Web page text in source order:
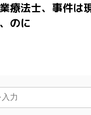
療法士、事件は
のに